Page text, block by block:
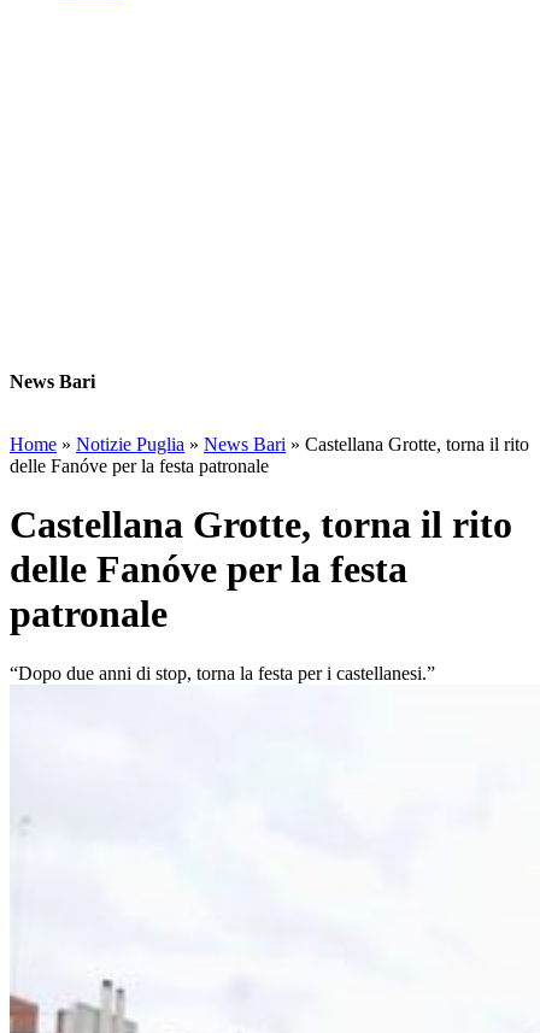
News Bari
Home » Notizie Puglia » News Bari » Castellana Grotte, torna il rito
delle Fanóve per la festa patronale
Castellana Grotte, torna il rito
delle Fanóve per la festa
patronale
“Dopo due anni di stop, torna la festa per i castellanesi.”